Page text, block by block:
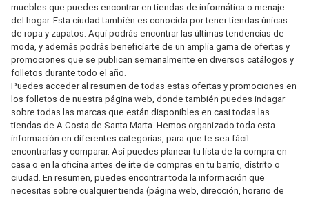
muebles que puedes encontrar en tiendas de informática o menaje
del hogar. Esta ciudad también es conocida por tener tiendas únicas
de ropa y zapatos. Aquí podrás encontrar las últimas tendencias de
moda, y además podrás beneficiarte de un amplia gama de ofertas y
promociones que se publican semanalmente en diversos catálogos y
folletos durante todo el año.
Puedes acceder al resumen de todas estas ofertas y promociones en
los folletos de nuestra página web, donde también puedes indagar
sobre todas las marcas que están disponibles en casi todas las
tiendas de A Costa de Santa Marta. Hemos organizado toda esta
información en diferentes categorías, para que te sea fácil
encontrarlas y comparar. Así puedes planear tu lista de la compra en
casa o en la oficina antes de irte de compras en tu barrio, distrito o
ciudad. En resumen, puedes encontrar toda la información que
necesitas sobre cualquier tienda (página web, dirección, horario de